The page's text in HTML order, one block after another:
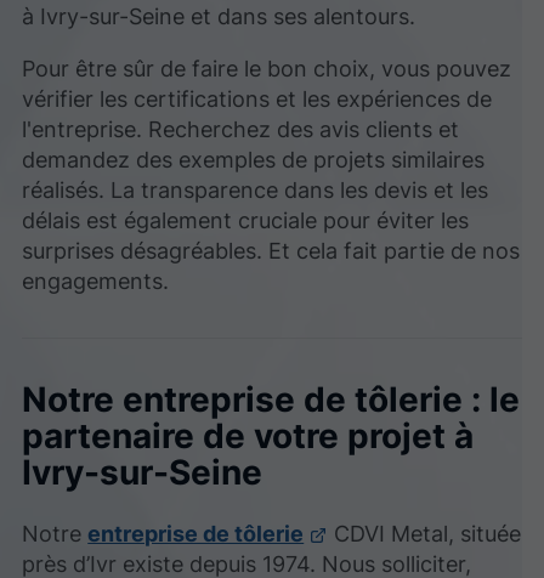
à Ivry-sur-Seine et dans ses alentours.
Pour être sûr de faire le bon choix, vous pouvez
vérifier les certifications et les expériences de
l'entreprise. Recherchez des avis clients et
demandez des exemples de projets similaires
réalisés. La transparence dans les devis et les
délais est également cruciale pour éviter les
surprises désagréables. Et cela fait partie de nos
engagements.
Notre entreprise de tôlerie : le
partenaire de votre projet à
Ivry-sur-Seine
Notre entreprise de tôlerie
CDVI Metal, située
près d’Ivr existe depuis 1974. Nous solliciter,